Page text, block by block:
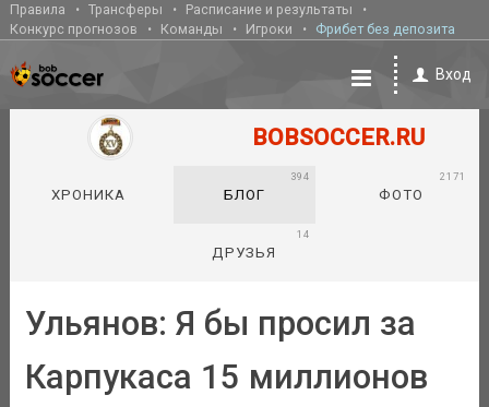
Правила Трансферы
Расписание и результаты
Конкурс прогнозов
Команды Игроки Фрибет без депозита
Вход
BOBSOCCER.RU
ХРОНИКА БЛОГ
394
ФОТО
2171
ДРУЗЬЯ
14
Ульянов: Я бы просил за
Карпукаса 15 миллионов